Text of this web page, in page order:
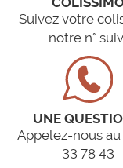
Suivez votre
notre n°
UNE
Appelez-nous
33 78 43